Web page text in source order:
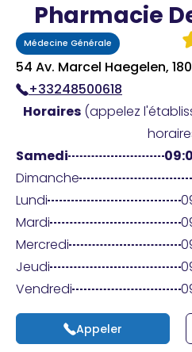
Pour les patients
Pharmacien
Pharmacie
Médecine Générale
54 Av. Marcel Haegelen,
+33248500618
Horaires (appelez
Samedi
Dimanche
Lundi
Mardi
Mercredi
Jeudi
Vendredi
Appeler